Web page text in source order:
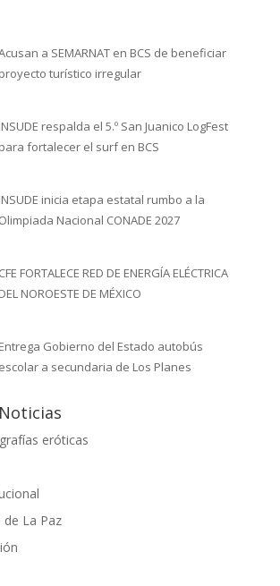
a SEMARNAT en BCS de beneficiar
proyecto turístico irregular
INSUDE respalda el 5.º San Juanico LogFest
para fortalecer el surf en BCS
INSUDE inicia etapa estatal rumbo a la
Olimpiada Nacional CONADE 2027
CFE FORTALECE RED DE ENERGÍA ELÉCTRICA
DEL NOROESTE DE MÉXICO
Entrega Gobierno del Estado autobús
escolar a secundaria de Los Planes
Noticias
eróticas
La Paz